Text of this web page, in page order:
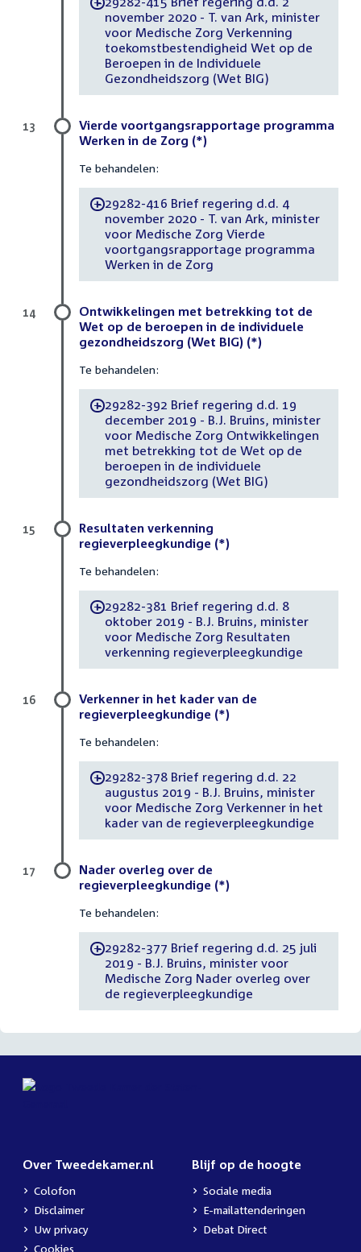
november 2020 - T. van Ark, minister
voor Medische Zorg Verkenning
toekomstbestendigheid Wet op de
Beroepen in de Individuele
Gezondheidszorg (Wet BIG)
Vierde voortgangsrapportage programma
Werken in de Zorg (*)
Te behandelen:
-29282-416 Brief regering d.d. 4
november 2020 - T. van Ark, minister
voor Medische Zorg Vierde
voortgangsrapportage programma
Werken in de Zorg
13
Ontwikkelingen met betrekking tot de
Wet op de beroepen in de individuele
gezondheidszorg (Wet BIG) (*)
Te behandelen:
-29282-392 Brief regering d.d. 19
december 2019 - B.J. Bruins, minister
voor Medische Zorg Ontwikkelingen
met betrekking tot de Wet op de
beroepen in de individuele
gezondheidszorg (Wet BIG)
14
Resultaten verkenning
regieverpleegkundige (*)
Te behandelen:
-29282-381 Brief regering d.d. 8
oktober 2019 - B.J. Bruins, minister
voor Medische Zorg Resultaten
verkenning regieverpleegkundige
15
Verkenner in het kader van de
regieverpleegkundige (*)
Te behandelen:
-29282-378 Brief regering d.d. 22
augustus 2019 - B.J. Bruins, minister
voor Medische Zorg Verkenner in het
kader van de regieverpleegkundige
16
Nader overleg over de
regieverpleegkundige (*)
Te behandelen:
-29282-377 Brief regering d.d. 25 juli
2019 - B.J. Bruins, minister voor
Medische Zorg Nader overleg over
de regieverpleegkundige
17
Over Tweedekamer.nl
Colofon
Disclaimer
Uw privacy
Cookies
Blijf op de hoogte
Sociale media
E-mailattenderingen
Debat Direct